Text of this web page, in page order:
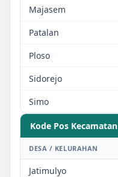
Majasem
Patalan
Ploso
Sidorejo
Simo
Kode Pos Kecamatan
DESA / KELURAHAN
Jatimulyo